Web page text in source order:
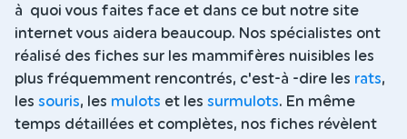
à quoi vous faites face et dans ce but notre site
internet vous aidera beaucoup. Nos spécialistes ont
réalisé des fiches sur les mammifères nuisibles les
plus fréquemment rencontrés, c'est-à -dire les rats,
les souris, les mulots et les surmulots. En même
temps détaillées et complètes, nos fiches révèlent